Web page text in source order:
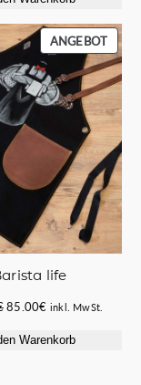
ANGEBOT
IM
life
Ursprünglicher
war:
85.00€Aktueller
ist:
inkl. MwSt.
Warenkorb